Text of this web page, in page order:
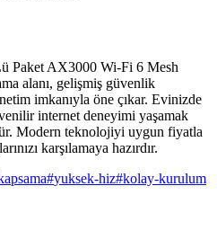
Paket AX3000 Wi-Fi 6 Mesh
alanı, gelişmiş güvenlik
imkanıyla öne çıkar. Evinizde
internet deneyimi yaşamak
Modern teknolojiyi uygun fiyatla
karşılamaya hazırdır.
#yuksek-hiz#kolay-kurulum